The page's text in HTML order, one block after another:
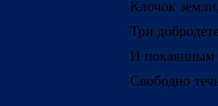
Клочок
Три
И покаянным
Свободно